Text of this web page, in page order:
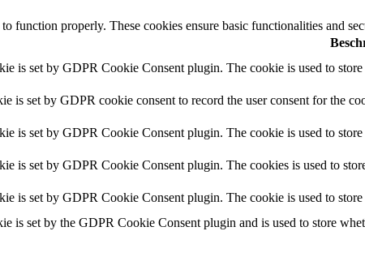
function properly. These cookies ensure basic functionalities and
is set by GDPR Cookie Consent plugin. The cookie is used to
is set by GDPR cookie consent to record the user consent for the
is set by GDPR Cookie Consent plugin. The cookie is used to
is set by GDPR Cookie Consent plugin. The cookies is used to
is set by GDPR Cookie Consent plugin. The cookie is used to
is set by the GDPR Cookie Consent plugin and is used to store